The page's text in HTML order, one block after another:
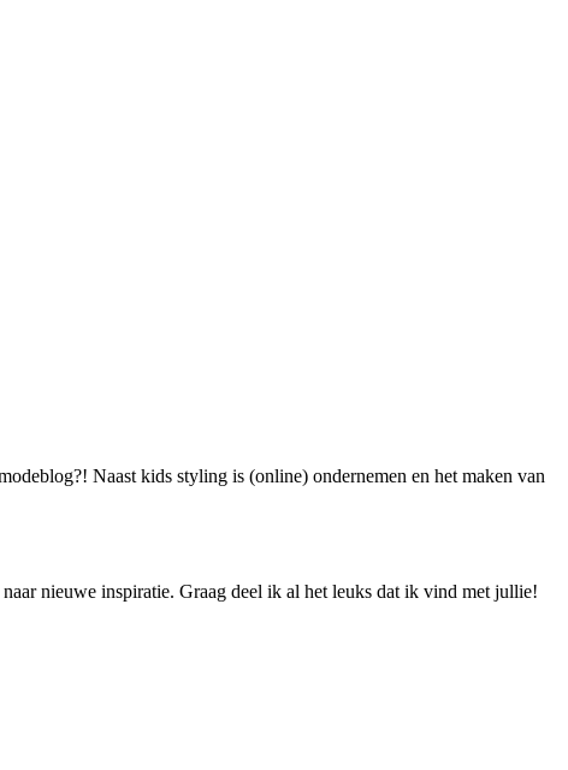
Naast kids styling is (online) ondernemen en het maken van
nieuwe inspiratie. Graag deel ik al het leuks dat ik vind met jullie!